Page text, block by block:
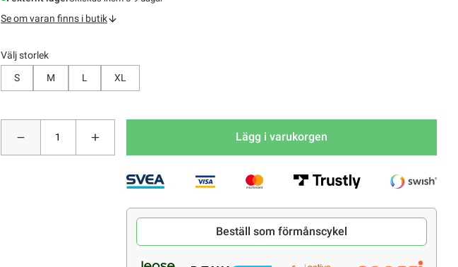
Se om varan finns i butik
Välj storlek
S
M L XL
Lägg i varukorgen
Beställ som förmånscykel